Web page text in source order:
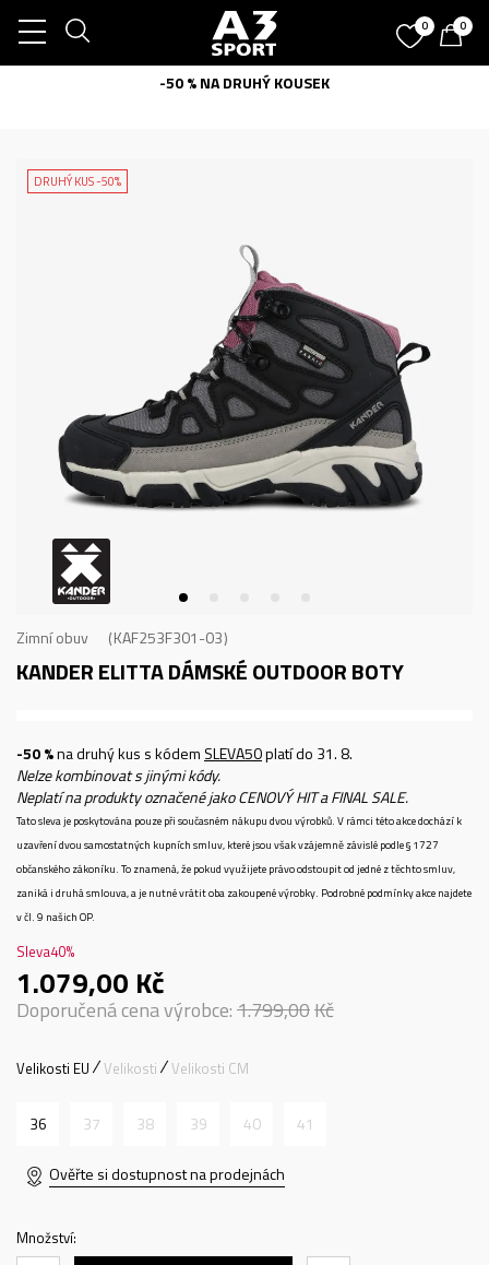
0 0
-50 % NA DRUHÝ KOUSEK
DRUHÝ KUS -50%
Zimní obuv KAF253F301-03
KANDER ELITTADÁMSKÉ OUTDOOR BOTY
-50 %na druhý kus s kódem SLEVA50platí do 31. 8.
Nelze kombinovat s jinými kódy.
Neplatí na produkty označené jako CENOVÝ HIT a FINAL SALE.
Tato sleva je poskytována pouze při současném nákupu dvou výrobků. V rámci této akce dochází k
uzavření dvou samostatných kupních smluv, které jsou však vzájemně závislé podle § 1727
občanského zákoníku. To znamená, že pokud využijete právo odstoupit od jedné z těchto smluv,
zaniká i druhá smlouva, a je nutné vrátit oba zakoupené výrobky. Podrobné podmínky akce najdete
v čl. 9 našich OP.
Sleva40%
1.079,00 Kč
Doporučená cena výrobce:1.799,00Kč
Velikosti EU Velikosti Velikosti CM
36 37 38 39 40 41
Ověřte si dostupnost na prodejnách
Množství: